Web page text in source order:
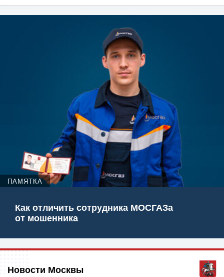
ПАМЯТКА
Как отличить сотрудника МОСГАЗа
от мошенника
Новости Москвы